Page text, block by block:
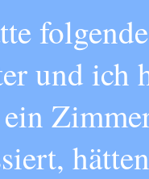
und ich